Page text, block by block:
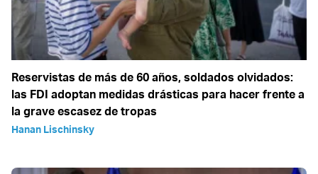
Reservistas de más de 60 años, soldados olvidados:
las FDI adoptan medidas drásticas para hacer frente a
la grave escasez de tropas
Hanan Lischinsky